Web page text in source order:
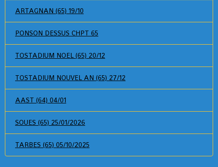
ARTAGNAN (65) 19/10
PONSON DESSUS CHPT 65
TOSTADIUM NOEL (65) 20/12
TOSTADIUM NOUVEL AN (65) 27/12
AAST (64) 04/01
SOUES (65) 25/01/2026
TARBES (65) 05/10/2025